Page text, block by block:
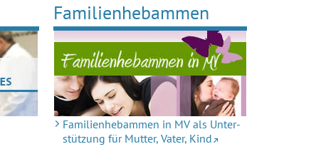
Familienheb­ammen
Familienhebammen in MV als Unter­
stützung für Mutter, Vater, Kind